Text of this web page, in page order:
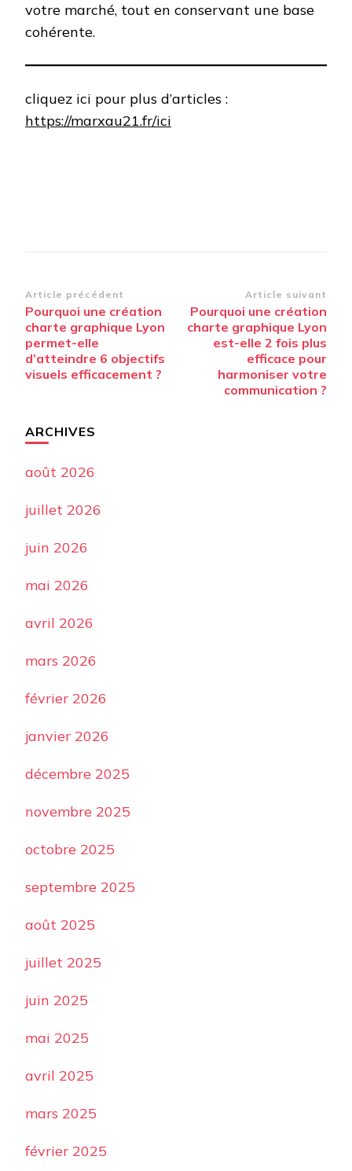
votre marché, tout en conservant une base
cohérente.
cliquez ici pour plus d’articles :
https://marxau21.fr/ici
Navigation
d’article
Article précédent
Pourquoi une création
charte graphique Lyon
permet-elle
d’atteindre 6 objectifs
visuels efficacement ?
Article suivant
Pourquoi une création
charte graphique Lyon
est-elle 2 fois plus
efficace pour
harmoniser votre
communication ?
ARCHIVES
août 2026
juillet 2026
juin 2026
mai 2026
avril 2026
mars 2026
février 2026
janvier 2026
décembre 2025
novembre 2025
octobre 2025
septembre 2025
août 2025
juillet 2025
juin 2025
mai 2025
avril 2025
mars 2025
février 2025